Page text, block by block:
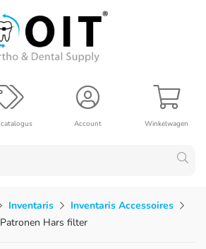
Winkelwagen
Account
Inventaris
Inventaris Accessoires
Hars filter